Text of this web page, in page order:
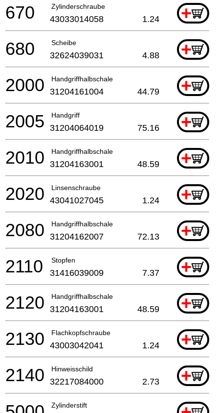
Zylinderschraube +
670 43033014058 1.24
Scheibe +
680 32624039031 4.88
Handgriffhalbschale +
2000 31204161004 44.79
Handgriff +
2005 31204064019 75.16
Handgriffhalbschale +
2010 31204163001 48.59
Linsenschraube +
2020 43041027045 1.24
Handgriffhalbschale +
2080 31204162007 72.13
Stopfen +
2110 31416039009 7.37
Handgriffhalbschale +
2120 31204163001 48.59
Flachkopfschraube +
2130 43003042041 1.24
Hinweisschild +
2140 32217084000 2.73
Zylinderstift